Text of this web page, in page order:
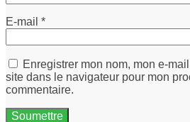
E-mail *
Enregistrer mon nom, mon e-
site dans le navigateur pour mon
commentaire.